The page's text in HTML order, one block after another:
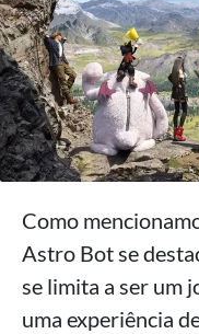
Como
Astro Bot se
se limita a ser um
uma experiência